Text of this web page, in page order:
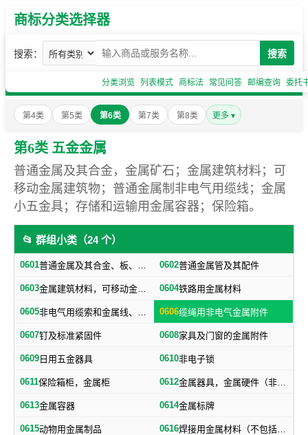
商标分类选择器
搜索： 搜索
分类浏览 列表模式 商标法 常见问答 邮编查询 委托
第4类 第5类 第6类 第7类 第8类 更多 ▾
第6类 五金金属
普通金属及其合金，金属矿石；金属建筑材料；可
移动金属建筑物；普通金属制非电气用缆线；金属
小五金具；存储和运输用金属容器；保险箱。
📂 群组小类（24 个）
0601 普通金属及其合金、板、各种型材（不包括焊接及铁路用金属材料） 0602普通金属管及其配件
0603 金属建筑材料，可移动金属建筑物（不包括建筑小五金） 0604铁路用金属材料
0605 非电气用缆索和金属线、网、带 0606缆绳用非电气金属附件
0607钉及标准紧固件 0608家具及门窗的金属附件
0609 日用五金器具 0610非电子锁
0611保险箱柜，金属柜 0612 金属器具，金属硬件（非机器零件）
0613金属容器 0614金属标牌
0615动物用金属制品 0616 焊接用金属材料（不包括塑料焊丝）